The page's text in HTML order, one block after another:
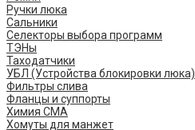
Ручки люка
Сальники
Селекторы выбора программ
ТЭНы
Таходатчики
УБЛ (Устройства блокировки люка)
Фильтры слива
Фланцы и суппорты
Химия СМА
Хомуты для манжет